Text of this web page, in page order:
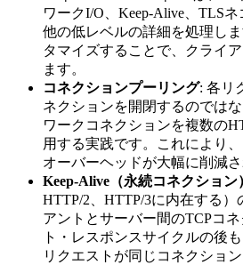
ワークI/O、Keep-Alive、TLS
他の低レベルの詳細を処理し
タマイズすることで、クライ
ます。
コネクションプーリング: 各リ
ネクションを開閉するのでは
ワークコネクションを複数の
用する実践です。これにより
オーバーヘッドが大幅に削減さ
Keep-Alive（永続コネクション
HTTP/2、HTTP/3に内在する）
アントとサーバー間のTCPコ
ト・レスポンスサイクルの後
リクエストが同じコネクショ